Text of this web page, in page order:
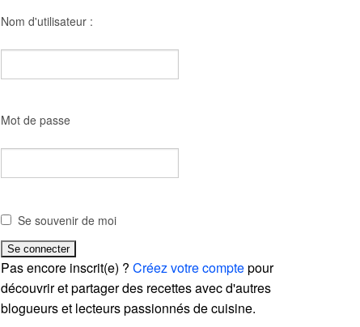
Nom d'utilisateur :
Mot de passe
Se souvenir de moi
Pas encore inscrit(e) ?Créez votre comptepour
découvrir et partager des recettes avec d'autres
blogueurs et lecteurs passionnés de cuisine.